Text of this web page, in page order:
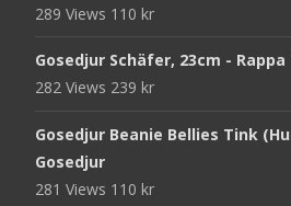
289 Views 110 kr
Gosedjur Schäfer, 23cm - Rappa
282 Views 239 kr
Gosedjur Beanie Bellies Tink
Gosedjur
281 Views 110 kr